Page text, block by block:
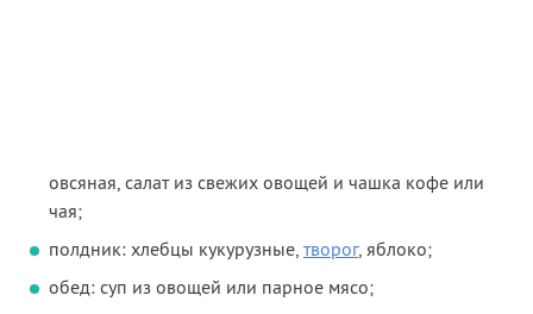
овсяная, салат из свежих овощей и чашка кофе или
чая;
полдник: хлебцы кукурузные, творог, яблоко;
обед: суп из овощей или парное мясо;